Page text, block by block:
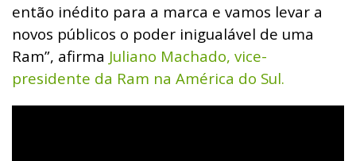
então inédito para a marca e vamos levar a
novos públicos o poder inigualável de uma
Ram”, afirma Juliano Machado, vice-
presidente da Ram na América do Sul.